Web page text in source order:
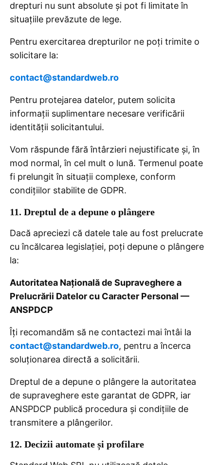
drepturi nu sunt absolute și pot fi limitate în
situațiile prevăzute de lege.
Pentru exercitarea drepturilor ne poți trimite o
solicitare la:
contact@standardweb.ro
Pentru protejarea datelor, putem solicita
informații suplimentare necesare verificării
identității solicitantului.
Vom răspunde fără întârzieri nejustificate și, în
mod normal, în cel mult o lună. Termenul poate
fi prelungit în situații complexe, conform
condițiilor stabilite de GDPR.
11. Dreptul de a depune o plângere
Dacă apreciezi că datele tale au fost prelucrate
cu încălcarea legislației, poți depune o plângere
la:
Autoritatea Națională de Supraveghere a
Prelucrării Datelor cu Caracter Personal —
ANSPDCP
Îți recomandăm să ne contactezi mai întâi la
contact@standardweb.ro, pentru a încerca
soluționarea directă a solicitării.
Dreptul de a depune o plângere la autoritatea
de supraveghere este garantat de GDPR, iar
ANSPDCP publică procedura și condițiile de
transmitere a plângerilor.
12. Decizii automate și profilare